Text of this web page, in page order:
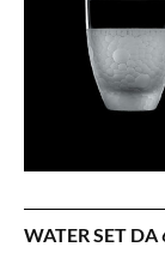
WATER SET DA